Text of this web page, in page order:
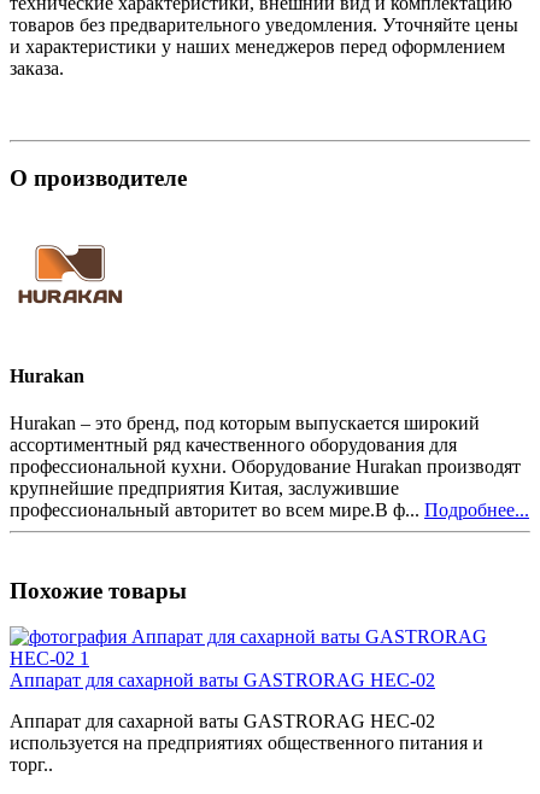
товаров без предварительного уведомления. Уточняйте цены
и характеристики у наших менеджеров перед оформлением
заказа.
О производителе
Hurakan
Hurakan – это бренд, под которым выпускается широкий
ассортиментный ряд качественного оборудования для
профессиональной кухни. Оборудование Hurakan производят
крупнейшие предприятия Китая, заслужившие
профессиональный авторитет во всем мире.В ф... Подробнее...
Похожие товары
Аппарат для сахарной ваты GASTRORAG HEC-02
Аппарат для сахарной ваты GASTRORAG HEC-02
используется на предприятиях общественного питания и
торг..